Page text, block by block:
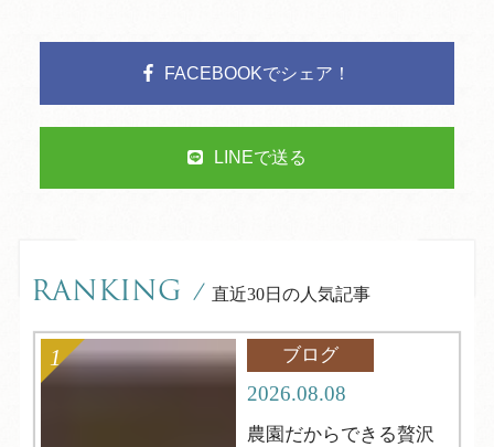
FACEBOOKでシェア！
LINEで送る
RANKING / 直近30日の人気記事
ブログ
2026.08.08
農園だからできる贅沢